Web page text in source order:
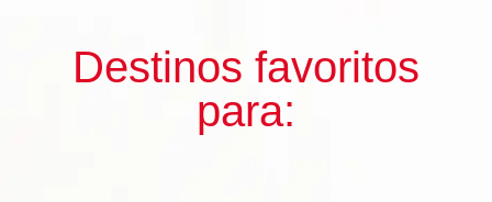
Destinos favoritos
para: